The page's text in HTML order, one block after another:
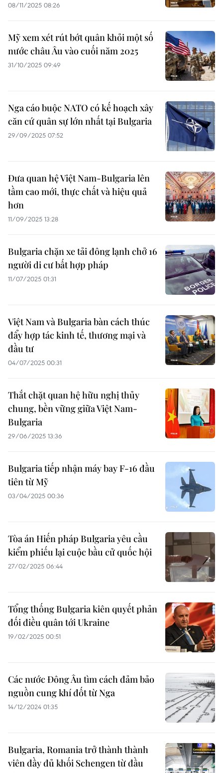
08/11/2025 08:26
Mỹ xem xét rút bớt quân khỏi một số
nước châu Âu vào cuối năm 2025
31/10/2025 09:49
Nga cáo buộc NATO có kế hoạch xây
căn cứ quân sự lớn nhất tại Bulgaria
29/09/2025 07:52
Đưa quan hệ Việt Nam-Bulgaria lên
tầm cao mới, thực chất và hiệu quả
hơn
11/09/2025 13:28
Bulgaria chặn xe tải đông lạnh chở 16
người di cư bất hợp pháp
11/07/2025 01:31
Việt Nam và Bulgaria bàn cách thúc
đẩy hợp tác kinh tế, thương mại và
đầu tư
04/07/2025 00:31
Thắt chặt quan hệ hữu nghị thủy
chung, bền vững giữa Việt Nam-
Bulgaria
29/06/2025 13:36
Bulgaria tiếp nhận máy bay F-16 đầu
tiên từ Mỹ
03/04/2025 00:36
Tòa án Hiến pháp Bulgaria yêu cầu
kiểm phiếu lại cuộc bầu cử quốc hội
27/02/2025 06:44
Tổng thống Bulgaria kiên quyết phản
đối điều quân tới Ukraine
19/02/2025 00:51
Các nước Đông Âu tìm cách đảm bảo
nguồn cung khí đốt từ Nga
14/12/2024 01:35
Bulgaria, Romania trở thành thành
viên đầy đủ khối Schengen từ đầu